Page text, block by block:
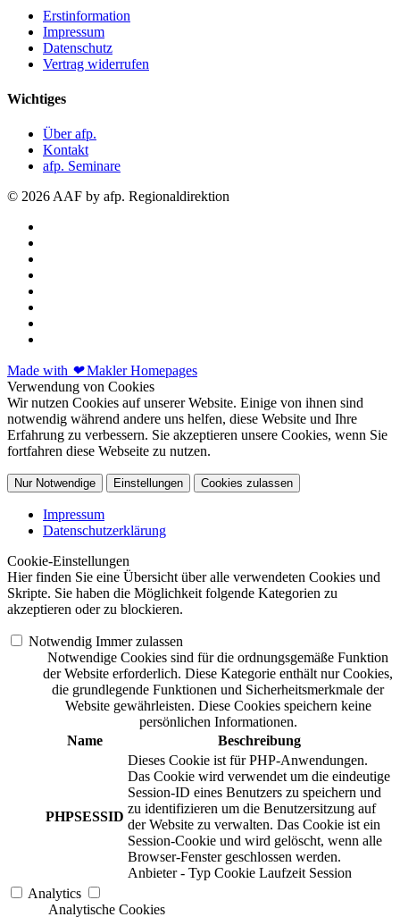
Erstinformation
Impressum
Datenschutz
Vertrag widerrufen
Wichtiges
Über afp.
Kontakt
afp. Seminare
© 2026 AAF by afp. Regionaldirektion
Made with ❤Makler Homepages
Verwendung von Cookies
Wir nutzen Cookies auf unserer Website. Einige von ihnen sind
notwendig während andere uns helfen, diese Website und Ihre
Erfahrung zu verbessern. Sie akzeptieren unsere Cookies, wenn Sie
fortfahren diese Webseite zu nutzen.
Nur Notwendige Einstellungen Cookies zulassen
Impressum
Datenschutzerklärung
Cookie-Einstellungen
Hier finden Sie eine Übersicht über alle verwendeten Cookies und
Skripte. Sie haben die Möglichkeit folgende Kategorien zu
akzeptieren oder zu blockieren.
Notwendig Immer zulassen
Notwendige Cookies sind für die ordnungsgemäße Funktion
der Website erforderlich. Diese Kategorie enthält nur Cookies,
die grundlegende Funktionen und Sicherheitsmerkmale der
Website gewährleisten. Diese Cookies speichern keine
persönlichen Informationen.
Name
Beschreibung
PHPSESSID
Dieses Cookie ist für PHP-Anwendungen.
Das Cookie wird verwendet um die eindeutige
Session-ID eines Benutzers zu speichern und
zu identifizieren um die Benutzersitzung auf
der Website zu verwalten. Das Cookie ist ein
Session-Cookie und wird gelöscht, wenn alle
Browser-Fenster geschlossen werden.
Anbieter - Typ Cookie Laufzeit Session
Analytics
Analytische Cookies